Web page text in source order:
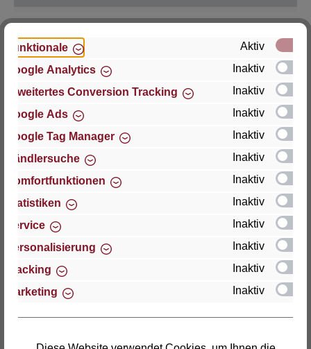
Hersteller
Für Fragen zu Produkt, Produktsicherheit oder
technische Unterstützung wenden Sie sich bitte an:
Thomas GmbH + Co. Sitz- und Liegemöbel KG
"Lattoflex"
D-27432 Bremervörde
Telefon: (04761) 979-0
E-Mail: info@lattoflex.com
Funktionale
Aktiv
Google Analytics
Inaktiv
Erweitertes Conversion Tracking
Inaktiv
Google Ads
Inaktiv
Google Tag Manager
Inaktiv
Händlersuche
Inaktiv
Komfortfunktionen
Inaktiv
Statistiken
Inaktiv
Service
Inaktiv
Personalisierung
Inaktiv
Tracking
Inaktiv
Marketing
Inaktiv